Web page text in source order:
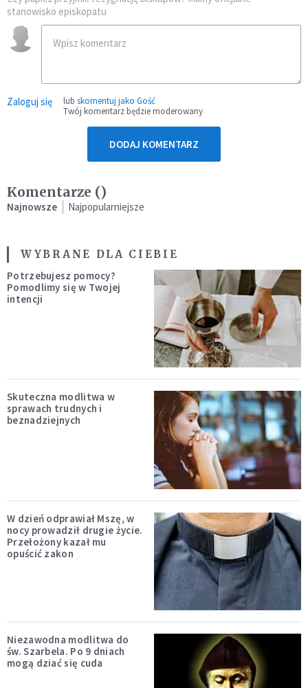
stanowisko episkopatu
Zaloguj się lub skomentuj jako Gość
Twój komentarz będzie moderowany
DODAJ KOMENTARZ
Komentarze ()
Najnowsze Najpopularniejsze
WYBRANE DLA CIEBIE
Potrzebujesz pomocy?
Pomodlimy się w Twojej
intencji
Skuteczna modlitwa w
sprawach trudnych i
beznadziejnych
W dzień odprawiał Mszę, w
nocy prowadził drugie życie.
Przełożony kazał mu
opuścić zakon
Niezawodna modlitwa do
św. Szarbela. Po 9 dniach
mogą dziać się cuda